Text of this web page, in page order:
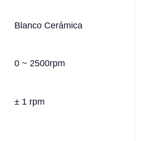
Blanco Cerámica
0 ~ 2500rpm
± 1 rpm